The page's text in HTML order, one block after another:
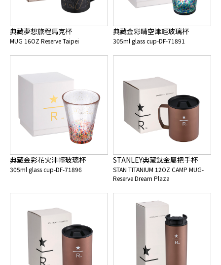
典藏夢想旅程馬克杯
MUG 16OZ Reserve Taipei
典藏金彩晴空津輕玻璃杯
305ml glass cup-DF-71891
典藏金彩花火津輕玻璃杯
305ml glass cup-DF-71896
STANLEY典藏鈦金屬把手杯
STAN TITANIUM 12OZ CAMP MUG-
Reserve Dream Plaza